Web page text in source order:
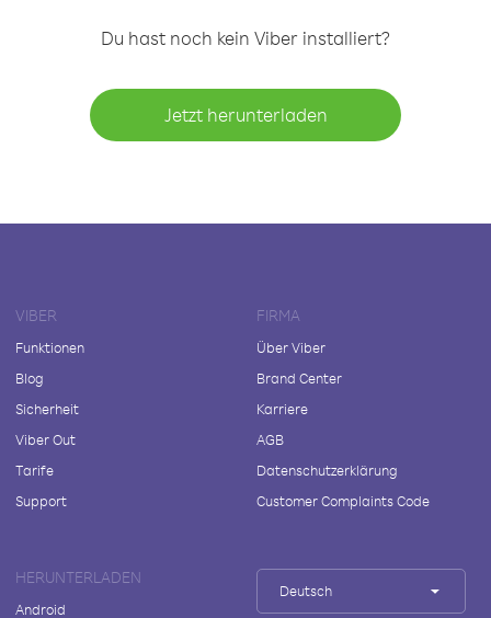
Du hast noch kein Viber installiert?
Jetzt herunterladen
VIBER
Funktionen
Blog
Sicherheit
Viber Out
Tarife
Support
FIRMA
Über Viber
Brand Center
Karriere
AGB
Datenschutzerklärung
Customer Complaints Code
HERUNTERLADEN
Android
Deutsch